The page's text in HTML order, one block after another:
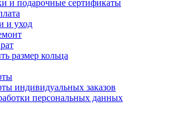
и подарочные сертификаты
и уход
размер кольца
индивидуальных заказов
персональных данных